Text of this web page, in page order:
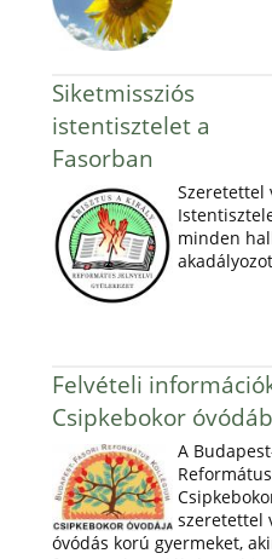
Siketmissziós
istentisztelet a
Fasorban
Szeretettel
minden
Felvételi
Csipkebokor
A
szeretettel
óvódás korú gyermeket,